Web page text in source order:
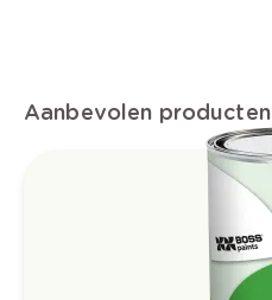
Aanbevolen producten